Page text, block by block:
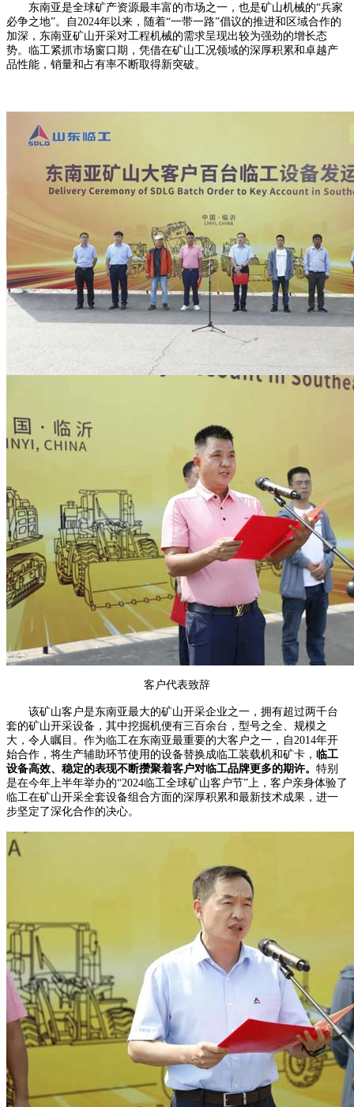
东南亚是全球矿产资源最丰富的市场之一，也是矿山机械的“兵家
必争之地”。自2024年以来，随着“一带一路”倡议的推进和区域合作的
加深，东南亚矿山开采对工程机械的需求呈现出较为强劲的增长态
势。临工紧抓市场窗口期，凭借在矿山工况领域的深厚积累和卓越产
品性能，销量和占有率不断取得新突破。
客户代表致辞
该矿山客户是东南亚最大的矿山开采企业之一，拥有超过两千台
套的矿山开采设备，其中挖掘机便有三百余台，型号之全、规模之
大，令人瞩目。作为临工在东南亚最重要的大客户之一，自2014年开
始合作，将生产辅助环节使用的设备替换成临工装载机和矿卡， 临工
设备高效、稳定的表现不断攒聚着客户对临工品牌更多的期许。 特别
是在今年上半年举办的“2024临工全球矿山客户节”上，客户亲身体验了
临工在矿山开采全套设备组合方面的深厚积累和最新技术成果，进一
步坚定了深化合作的决心。